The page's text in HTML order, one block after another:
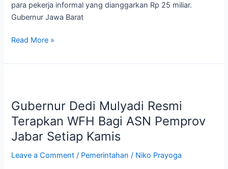
para pekerja informal yang dianggarkan Rp 25 miliar.
Gubernur Jawa Barat
Read More »
Gubernur Dedi Mulyadi Resmi
Terapkan WFH Bagi ASN Pemprov
Jabar Setiap Kamis
Leave a Comment / Pemerintahan / Niko Prayoga
Mulyadi
Resmi
Terapkan
WFH
Bagi